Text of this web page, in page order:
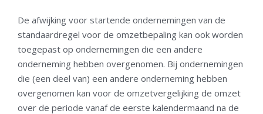
De afwijking voor startende ondernemingen van de
standaardregel voor de omzetbepaling kan ook worden
toegepast op ondernemingen die een andere
onderneming hebben overgenomen. Bij ondernemingen
die (een deel van) een andere onderneming hebben
overgenomen kan voor de omzetvergelijking de omzet
over de periode vanaf de eerste kalendermaand na de